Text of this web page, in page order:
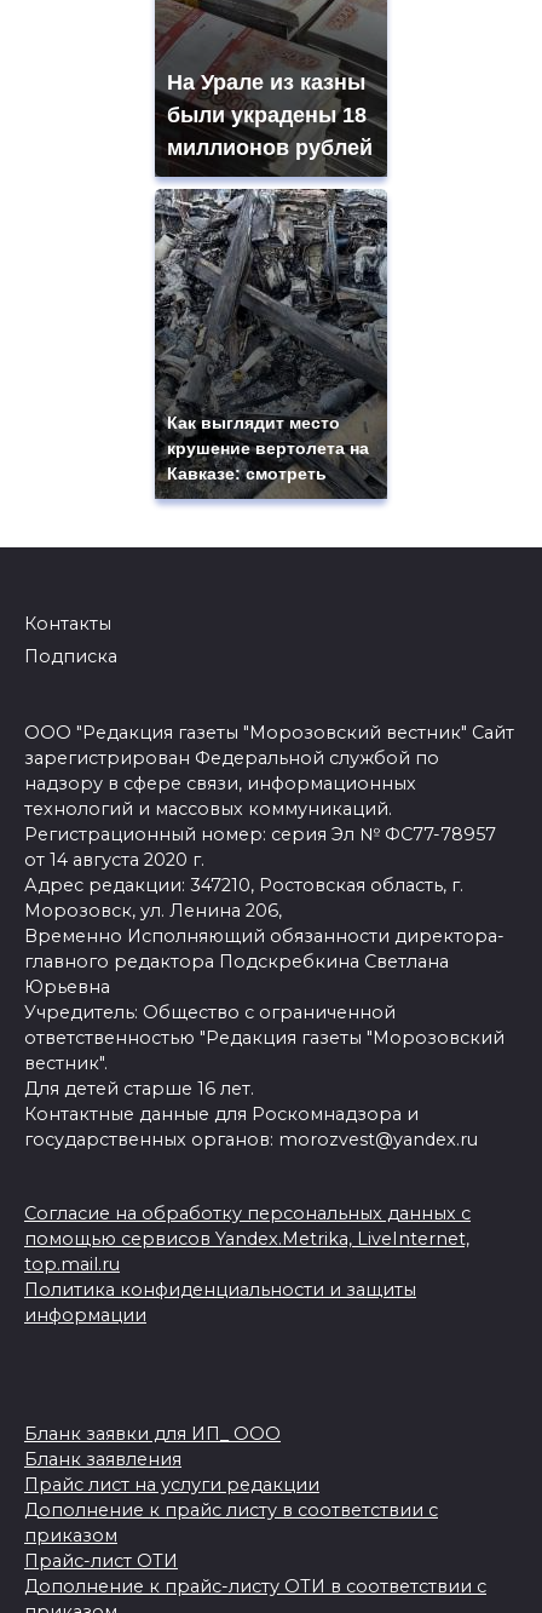
На Урале из казны
были украдены 18
миллионов рублей
Как выглядит место
крушение вертолета на
Кавказе: смотреть
Контакты
Подписка
ООО "Редакция газеты "Морозовский вестник" Сайт
зарегистрирован Федеральной службой по
надзору в сфере связи, информационных
технологий и массовых коммуникаций.
Регистрационный номер: серия Эл № ФС77-78957
от 14 августа 2020 г.
Адрес редакции: 347210, Ростовская область, г.
Морозовск, ул. Ленина 206,
Временно Исполняющий обязанности директора-
главного редактора Подскребкина Светлана
Юрьевна
Учредитель: Общество с ограниченной
ответственностью "Редакция газеты "Морозовский
вестник".
Для детей старше 16 лет.
Контактные данные для Роскомнадзора и
государственных органов: morozvest@yandex.ru
Согласие на обработку персональных данных с
помощью сервисов Yandex.Metrika, LiveInternet,
top.mail.ru
Политика конфиденциальности и защиты
информации
Бланк заявки для ИП_ ООО
Бланк заявления
Прайс лист на услуги редакции
Дополнение к прайс листу в соответствии с
приказом
Прайс-лист ОТИ
Дополнение к прайс-листу ОТИ в соответствии с